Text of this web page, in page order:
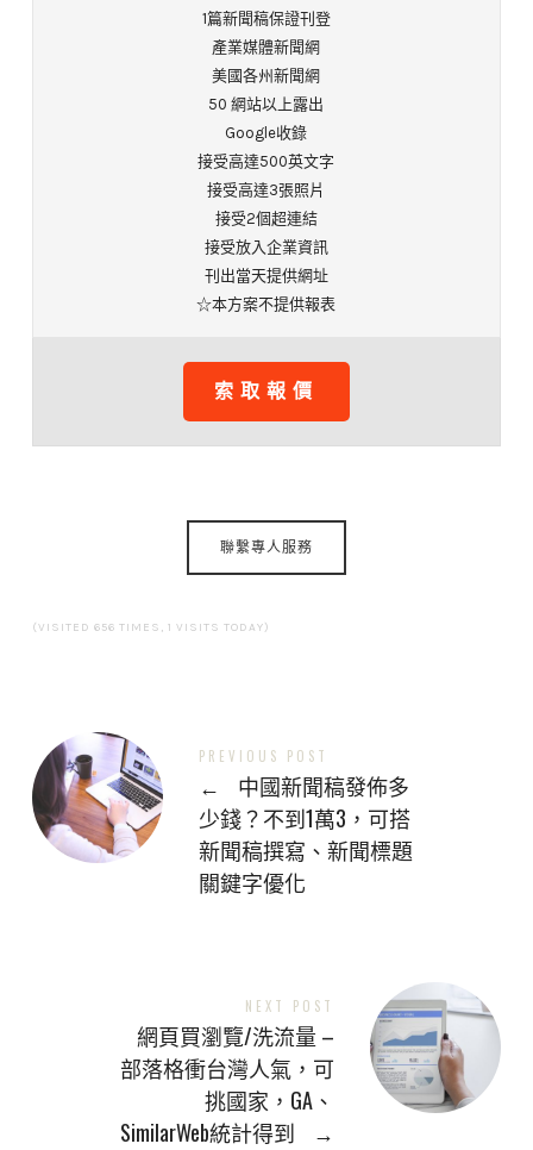
1篇新聞稿保證刊登
產業媒體新聞網
美國各州新聞網
50 網站以上露出
Google收錄
接受高達500英文字
接受高達3張照片
接受2個超連結
接受放入企業資訊
刊出當天提供網址
☆本方案不提供報表
索取報價
聯繫專人服務
(VISITED 656 TIMES, 1 VISITS TODAY)
PREVIOUS POST
←
中國新聞稿發佈多
少錢？不到1萬3，可搭
新聞稿撰寫、新聞標題
關鍵字優化
NEXT POST
網頁買瀏覽/洗流量 –
部落格衝台灣人氣，可
挑國家，GA、
SimilarWeb統計得到
→